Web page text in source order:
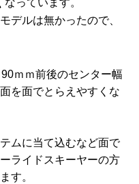
なっています。
デルは無かったので、
ｍｍ前後のセンター幅
を面でとらえやすくな
ムに当て込むなど面で
ライドスキーヤーの方
す。